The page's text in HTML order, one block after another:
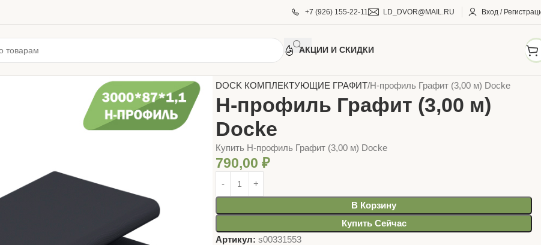
+7 (926) 155-22-11 LD_DVOR@MAIL.RU Вход /
АКЦИИ И СКИДКИ
DOCK КОМПЛЕКТУЮЩИЕ ГРАФИТ H-профиль Графит (3,00 м) Docke
H-профиль Графит (3,00 м)
Docke
Купить H-профиль Графит (3,00 м) Docke
790,00₽
В Корзину
Купить Сейчас
Артикул:s00331553